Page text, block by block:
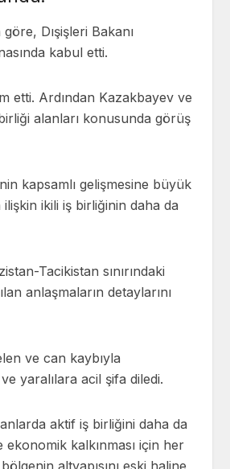
göre, Dışişleri Bakanı
kabul etti.
etti. Ardından Kazakbayev ve
alanları konusunda görüş
kapsamlı gelişmesine büyük
ikili iş birliğinin daha da
Tacikistan sınırındaki
anlaşmaların detaylarını
ve can kaybıyla
yaralılara acil şifa diledi.
aktif iş birliğini daha da
kalkınması için her
altyapısını eski haline